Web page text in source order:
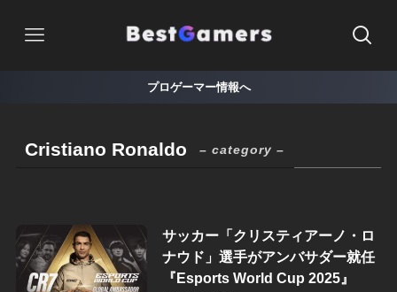
プロゲーマー情報へ
Cristiano Ronaldo – category –
サッカー「クリスティアーノ・ロ
ナウド」選手がアンバサダー就任
『Esports World Cup 2025』